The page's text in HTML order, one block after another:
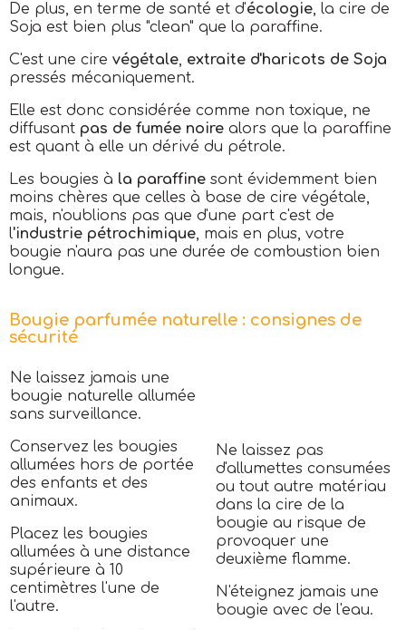
De plus, en terme de santé et d'écologie, la cire de
Soja est bien plus "clean" que la paraffine.
C'est une cire végétale, extraite d'haricots de Soja
pressés mécaniquement.
Elle est donc considérée comme non toxique, ne
diffusant pas de fumée noire alors que la paraffine
est quant à elle un dérivé du pétrole.
Les bougies à la paraffine sont évidemment bien
moins chères que celles à base de cire végétale,
mais, n'oublions pas que d'une part c'est de
l'industrie pétrochimique, mais en plus, votre
bougie n'aura pas une durée de combustion bien
longue.
Bougie parfumée naturelle : consignes de
sécurité
Ne laissez jamais une
bougie naturelle allumée
sans surveillance.
Conservez les bougies
allumées hors de portée
des enfants et des
animaux.
Placez les bougies
allumées à une distance
supérieure à 10
centimètres l'une de
l'autre.
Ne laissez pas
d'allumettes consumées
ou tout autre matériau
dans la cire de la
bougie au risque de
provoquer une
deuxième flamme.
N'éteignez jamais une
bougie avec de l'eau.